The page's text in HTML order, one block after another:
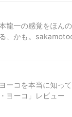
龍一の感覚をほん
、かも。
ーコを本当に知っ
ヨーコ」レビュー